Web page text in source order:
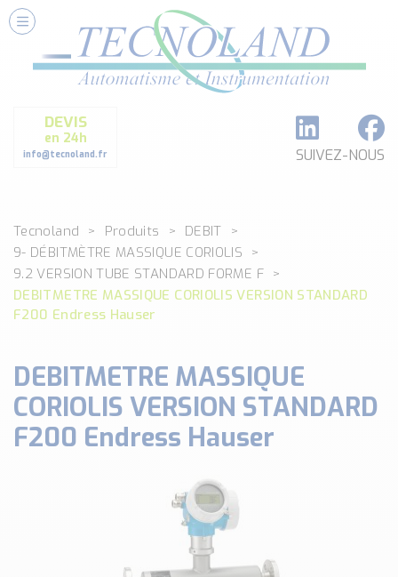
DEVIS
en 24h
info@tecnoland.fr SUIVEZ-NOUS
Nos Services
Conseils et Fourniture
Formation et Assistance
Architecture I-O Link multi fabricants
Classé par catégorie
DEBIT
DETECTION
ANALYSE PHYSICO-CHIMIQUE
Voir toutes les catégories …
Classé par marque
ENDRESS+HAUSER
Voir toutes les marques …
Tecnoland Produits
DEBIT
9- DÉBITMÈTRE MASSIQUE CORIOLIS
9.2 VERSION TUBE STANDARD FORME F
DEBITMETRE MASSIQUE CORIOLIS VERSION STANDARD
F200 Endress Hauser
DEBITMETRE MASSIQUE
CORIOLIS VERSION STANDARD
F200 Endress Hauser